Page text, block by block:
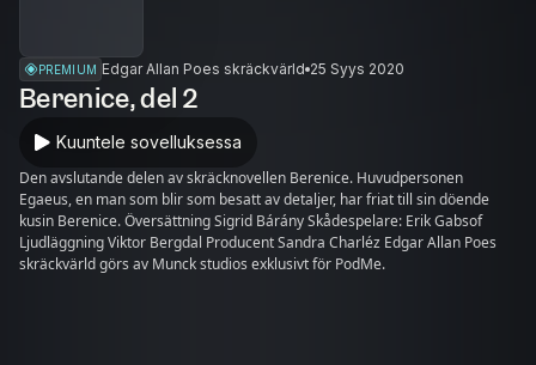
PREMIUM Edgar Allan Poes skräckvärld 25 Syys 2020
Berenice, del 2
Kuuntele sovelluksessa
Den avslutande delen av skräcknovellen Berenice. Huvudpersonen
Egaeus, en man som blir som besatt av detaljer, har friat till sin döende
kusin Berenice. Översättning Sigrid Bárány Skådespelare: Erik Gabsof
Ljudläggning Viktor Bergdal Producent Sandra Charléz Edgar Allan Poes
skräckvärld görs av Munck studios exklusivt för PodMe.